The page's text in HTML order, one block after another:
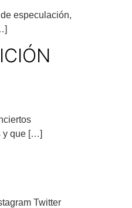
especulación,
y que […]
Twitter